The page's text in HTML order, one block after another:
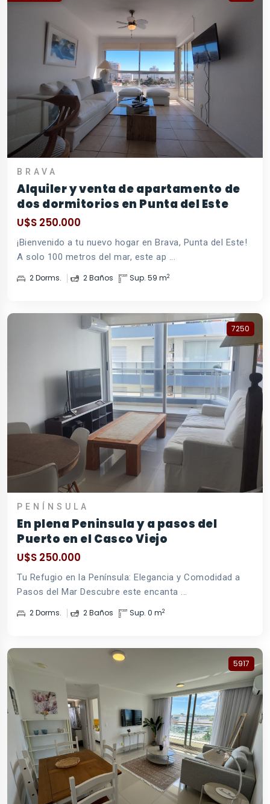
BRAVA
Alquiler y venta de apartamento de
dos dormitorios en Punta del Este
U$S 250.000
¡Bienvenido a tu nuevo hogar en Brava, Punta del Este!
A solo 100 metros del mar, este ap ...
2 Dorms. 2 Baños Sup. 59 m2
7250
PENÍNSULA
En plena Peninsula y a pasos del
Puerto en el Casco Viejo
U$S 250.000
Tu Refugio en la Península: Elegancia y Comodidad a
Pasos del Mar Descubre este encanta ...
2 Dorms. 2 Baños Sup. 0 m2
5917